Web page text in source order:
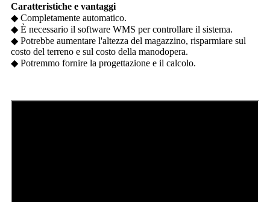
Caratteristiche e vantaggi
◆ Completamente automatico.
◆ È necessario il software WMS per controllare il sistema.
◆ Potrebbe aumentare l'altezza del magazzino, risparmiare sul
costo del terreno e sul costo della manodopera.
◆ Potremmo fornire la progettazione e il calcolo.